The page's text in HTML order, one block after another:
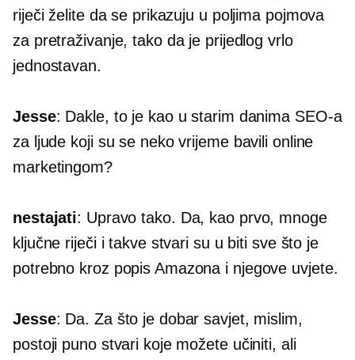
riječi želite da se prikazuju u poljima pojmova
za pretraživanje, tako da je prijedlog vrlo
jednostavan.
Jesse: Dakle, to je kao u starim danima SEO-a
za ljude koji su se neko vrijeme bavili online
marketingom?
nestajati: Upravo tako. Da, kao prvo, mnoge
ključne riječi i takve stvari su u biti sve što je
potrebno kroz popis Amazona i njegove uvjete.
Jesse: Da. Za što je dobar savjet, mislim,
postoji puno stvari koje možete učiniti, ali